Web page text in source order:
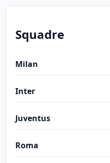
Squadre
Milan
Inter
Juventus
Roma